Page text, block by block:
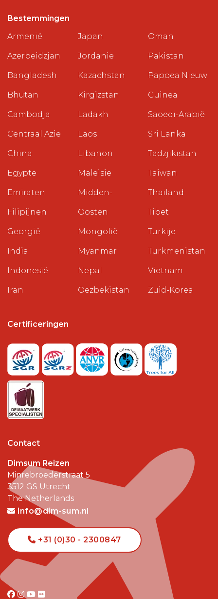
Bestemmingen
Armenië
Azerbeidzjan
Bangladesh
Bhutan
Cambodja
Centraal Azië
China
Egypte
Emiraten
Filipijnen
Georgië
India
Indonesië
Iran
Japan
Jordanië
Kazachstan
Kirgizstan
Ladakh
Laos
Libanon
Maleisië
Midden-
Oosten
Mongolië
Myanmar
Nepal
Oezbekistan
Oman
Pakistan
Papoea Nieuw
Guinea
Saoedi-Arabië
Sri Lanka
Tadzjikistan
Taiwan
Thailand
Tibet
Turkije
Turkmenistan
Vietnam
Zuid-Korea
Certificeringen
Contact
Dimsum Reizen
Minrebroederstraat 5
3512 GS Utrecht
The Netherlands
info@dim-sum.nl
+31 (0)30 - 2300847